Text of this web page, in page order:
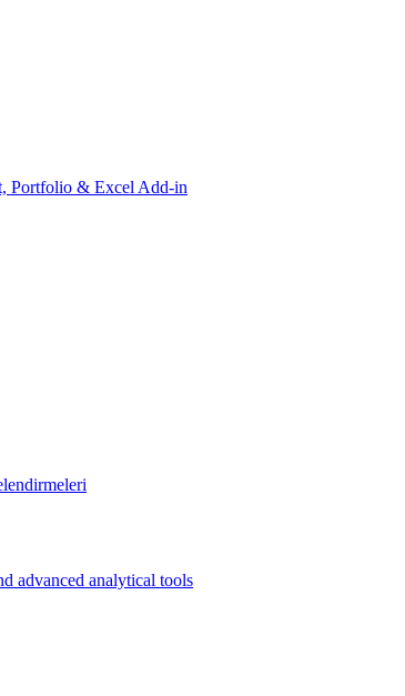
Portfolio & Excel Add-in
advanced analytical tools